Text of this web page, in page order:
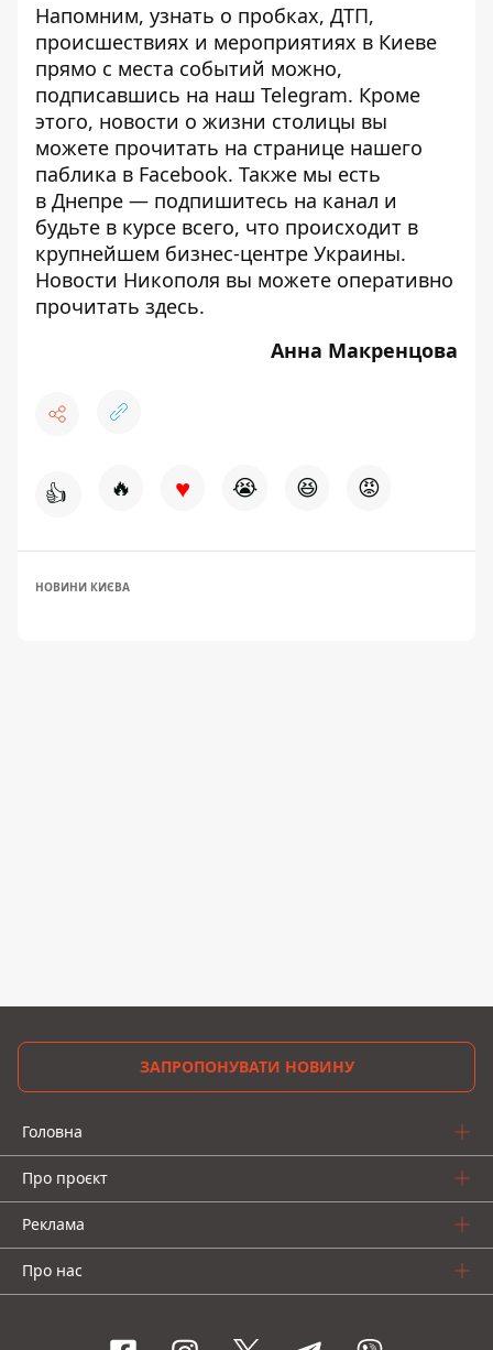
Напомним, узнать о пробках, ДТП,
происшествиях и мероприятиях в Киеве
прямо с места событий можно,
подписавшись на наш Telegram. Кроме
этого, новости о жизни столицы вы
можете прочитать на странице нашего
паблика в Facebook. Также мы есть
в Днепре — подпишитесь на канал и
будьте в курсе всего, что происходит в
крупнейшем бизнес-центре Украины.
Новости Никополя вы можете оперативно
прочитать здесь.
Анна Макренцова
👍 🔥 ♥ 😭 😆 😡
НОВИНИ КИЄВА
ЗАПРОПОНУВАТИ НОВИНУ
Головна
Про проєкт
Реклама
Про нас